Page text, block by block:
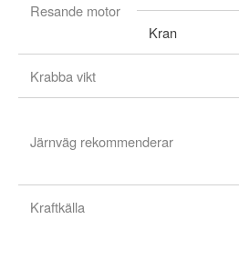
Resande motor
Kran
Krabba vikt
Järnväg rekommenderar
Kraftkälla